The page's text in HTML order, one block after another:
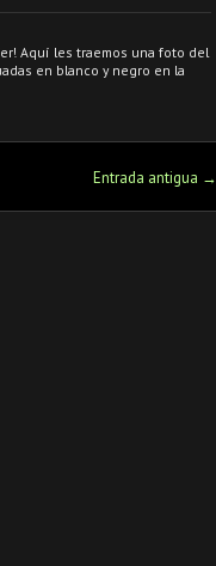
Aquí les traemos una foto del
en blanco y negro en la
Entrada antigua →